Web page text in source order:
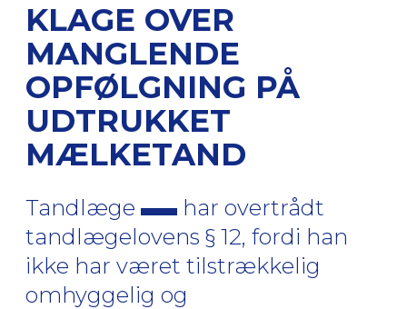
KLAGE OVER
MANGLENDE
OPFØLGNING PÅ
UDTRUKKET
MÆLKETAND
Tandlæge
har overtrådt
tandlægelovens § 12, fordi han
ikke har været tilstrækkelig
omhyggelig og